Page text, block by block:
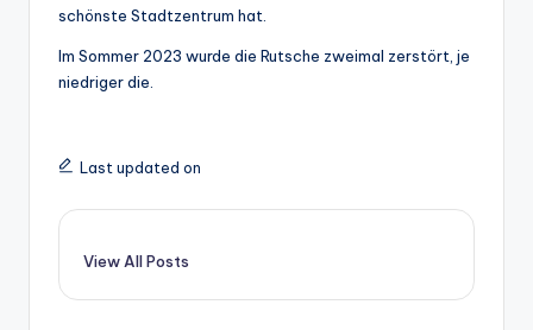
schönste Stadtzentrum hat.
Im Sommer 2023 wurde die Rutsche zweimal zerstört, je
niedriger die.
Last updated on
View All Posts